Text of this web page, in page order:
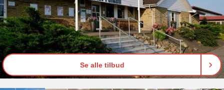
Se alle tilbud